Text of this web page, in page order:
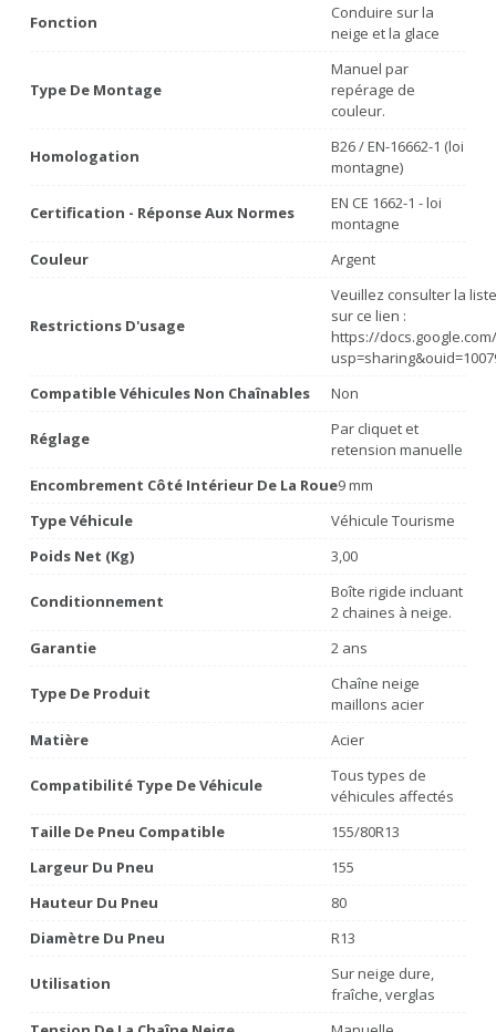
Fonction
Conduire sur la
neige et la glace
Type De Montage
Manuel par
repérage de
couleur.
Homologation
B26 / EN-16662-1 (loi
montagne)
Certification - Réponse Aux Normes
EN CE 1662-1 - loi
montagne
Couleur
Argent
Restrictions D'usage
Veuillez consulter la
sur ce lien :
https://
Compatible Véhicules Non Chaînables
Non
Réglage
Par cliquet et
retension manuelle
Encombrement Côté Intérieur De La Roue9 mm
Type Véhicule
Véhicule Tourisme
Poids Net (Kg)
3,00
Conditionnement
Boîte rigide incluant
2 chaines à neige.
Garantie
2 ans
Type De Produit
Chaîne neige
maillons acier
Matière
Acier
Compatibilité Type De Véhicule
Tous types de
véhicules affectés
Taille De Pneu Compatible
155/80R13
Largeur Du Pneu
155
Hauteur Du Pneu
80
Diamètre Du Pneu
R13
Utilisation
Sur neige dure,
fraîche, verglas